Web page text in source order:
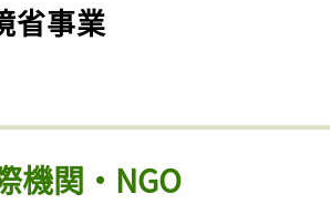
省事業
機関・NGO